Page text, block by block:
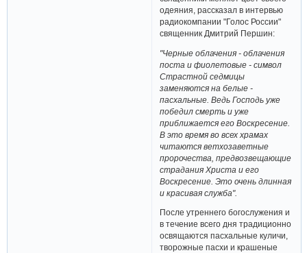
одеяния, рассказал в интервью
радиокомпании "Голос России"
священник Дмитрий Першин:
"Черные облачения - облачения
поста и фиолетовые - символ
Страстной седмицы
заменяются на белые -
пасхальные. Ведь Господь уже
победил смерть и уже
приближается его Воскресение.
В это время во всех храмах
читаются ветхозаветные
пророчества, предвозвещающие
страдания Христа и его
Воскресение. Это очень длинная
и красивая служба".
После утреннего богослужения и
в течение всего дня традиционно
освящаются пасхальные куличи,
творожные пасхи и крашеные